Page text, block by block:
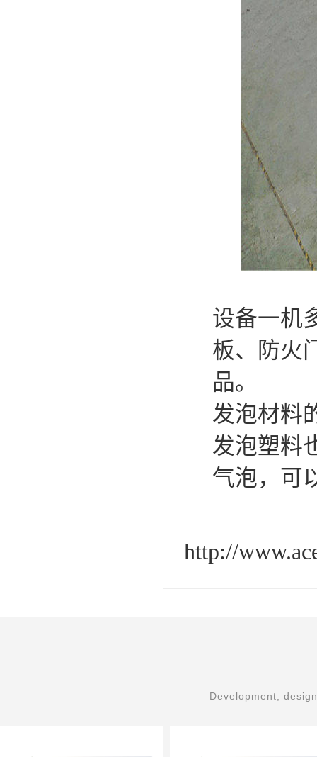
设备一机
板、防火
品。
发泡材料
发泡塑料
气泡，可
http://
Development,